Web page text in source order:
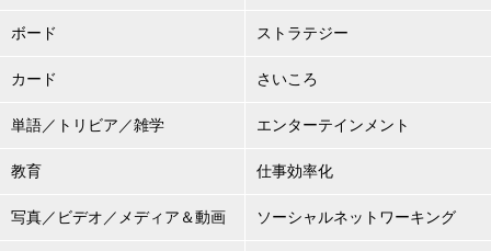
ボード ストラテジー
カード さいころ
単語／トリビア／雑学 エンターテインメント
教育 仕事効率化
写真／ビデオ／メディア＆動画 ソーシャルネットワーキング